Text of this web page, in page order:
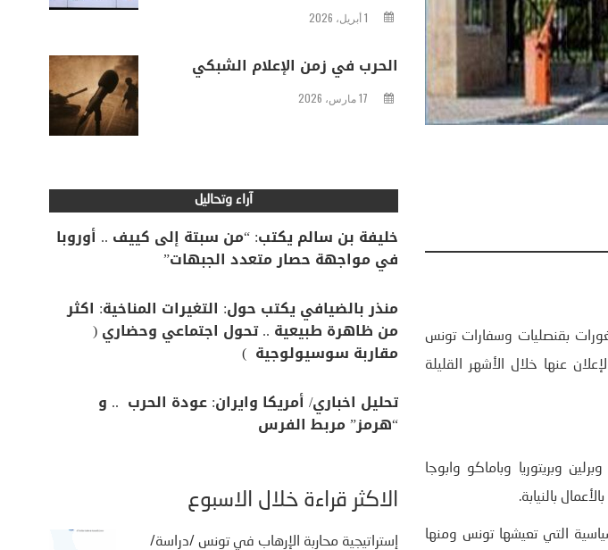
بقنصليات وسفارات تونس
عنها خلال الأشهر القليلة
وبريتوريا وباماكو وابوجا
بالنيابة.
التي تعيشها تونس ومنها
1 أبريل، 2026
الحرب في زمن الإعلام الشبكي
17 مارس، 2026
آراء وتحاليل
خليفة بن سالم يكتب: “من سبتة إلى كييف .. أوروبا
في مواجهة حصار متعدد الجبهات”
منذر بالضيافي يكتب حول: التغيرات المناخية: اكثر
من ظاهرة طبيعية .. تحول اجتماعي وحضاري (
مقاربة سوسيولوجية )
تحليل اخباري/ أمريكا وايران: عودة الحرب .. و
“هرمز” مربط الفرس
الأكثر قراءة خلال الأسبوع
إستراتيجية محاربة الإرهاب في تونس /دراسة/